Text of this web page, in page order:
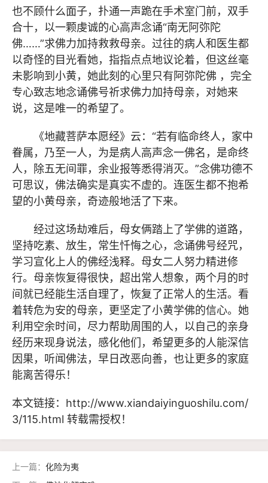
也不顾什么面子，扑通一声跪在手术室门前，双手
合十，以一颗虔诚的心高声念诵“南无阿弥陀
佛……”求佛力加持救救母亲。过往的病人和医生都
以奇怪的目光看她，指指点点地议论着，但这丝毫
未影响到小黄，她此刻的心里只有阿弥陀佛 ，完全
专心致志地念诵佛号祈求佛力加持母亲，对她来
说，这是唯一的希望了。
《地藏菩萨本愿经》云：“若有临命终人，家中
眷属，乃至一人，为是病人高声念一佛名，是命终
人，除五无间罪，余业报等悉得消灭。”念佛功德不
可思议，佛法确实是真实不虚的。连医生都不抱希
望的小黄母亲，奇迹般地活了下来。
经过这场劫难后，母女俩踏上了学佛的道路，
坚持吃素、放生，常生忏悔之心，念诵佛号经咒，
学习宣化上人的佛经浅释。母女二人努力精进修
行。母亲恢复得很快，超出常人想象，两个月的时
间就已经能生活自理了，恢复了正常人的生活。看
着转危为安的母亲，更坚定了小黄学佛的信心。她
利用空余时间，尽力帮助周围的人，以自己的亲身
经历来现身说法，感化他们，希望更多的人能深信
因果，听闻佛法，早日改恶向善，也让更多的家庭
能离苦得乐！
本文链接： http://www.xiandaiyinguoshilu.com/
3/115.html 转载需授权！
上一篇： 化险为夷